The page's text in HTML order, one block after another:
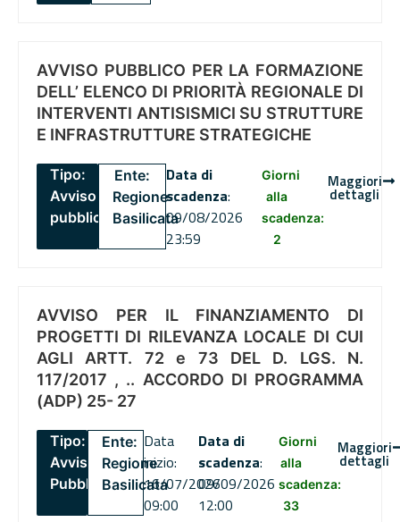
AVVISO PUBBLICO PER LA FORMAZIONE
DELL’ ELENCO DI PRIORITÀ REGIONALE DI
INTERVENTI ANTISISMICI SU STRUTTURE
E INFRASTRUTTURE STRATEGICHE
Tipo:
Avviso
pubblico
Ente:
Regione
Basilicata
Data di
scadenza:
09/08/2026
23:59
Giorni
alla
scadenza:
2
Maggiori
dettagli
AVVISO PER IL FINANZIAMENTO DI
PROGETTI DI RILEVANZA LOCALE DI CUI
AGLI ARTT. 72 e 73 DEL D. LGS. N.
117/2017 , .. ACCORDO DI PROGRAMMA
(ADP) 25- 27
Tipo:
Avviso
Pubblico
Ente:
Regione
Basilicata
Data
inizio:
16/07/2026
09:00
Data di
scadenza:
09/09/2026
12:00
Giorni
alla
scadenza:
33
Maggiori
dettagli